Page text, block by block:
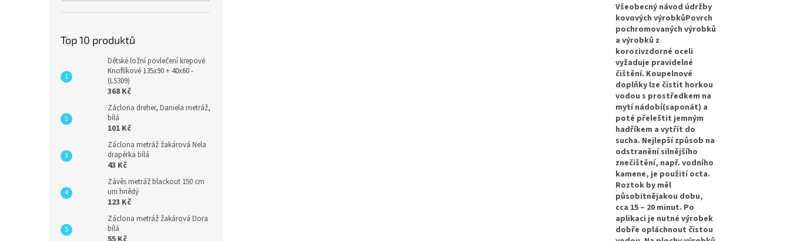
Top 10 produktů
Dětské ložní povlečení krepové
Knoflíkové 135x90 + 40x60 -
(LS309)
368 Kč
Záclona dreher, Daniela metráž,
bílá
101 Kč
Záclona metráž žakárová Nela
drapérka bílá
43 Kč
Závěs metráž blackout 150 cm
uni hnědý
123 Kč
Záclona metráž žakárová Dora
bílá
Všeobecný návod údržby
kovových výrobkůPovrch
pochromovaných výrobků
a výrobků z
korozivzdorné oceli
vyžaduje pravidelné
čištění. Koupelnové
doplňky lze čistit horkou
vodou s prostředkem na
mytí nádobí(saponát) a
poté přeleštit jemným
hadříkem a vytřít do
sucha. Nejlepší způsob na
odstranění silnějšího
znečištění, např. vodního
kamene, je použití octa.
Roztok by měl
působitnějakou dobu,
cca 15 – 20 minut. Po
aplikaci je nutné výrobek
dobře opláchnout čistou